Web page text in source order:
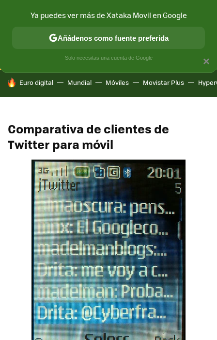
CONECTIVIDAD MÓVIL Y SOCIEDAD APLICACIONES
HOY SE HABLA DE
Euro digital Mundial Móviles Movistar Plus
Comparativa de clientes de
Twitter para móvil
×
Ya puedes ver más de Xataka Movil en Google
Añádenos como fuente preferida
Solo necesitas una cuenta de Google